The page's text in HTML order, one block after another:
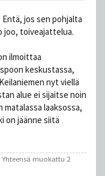
jos sen pohjalta
joo, toiveajattelua.
ilmoittaa
keskustassa,
nyt viellä
alue ei sijaitse noin
matalassa laaksossa,
on jäänne siitä
Yhteensä muokattu 2